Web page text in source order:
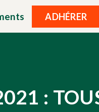
ADHÉRER
: